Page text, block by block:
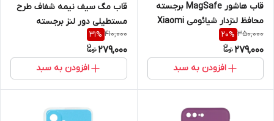
قاب هاشور MagSafe برجسته
محافظ لنزدار شیائومی Xiaomi
Redmi Note 13 4G
350,000
20%
279,000
افزودن به سبد
قاب مگ سیف نیمه شفاف طرح
مستطیلی دور لنز برجسته
Galaxy A13 4G
410,000
31%
279,000
افزودن به سبد